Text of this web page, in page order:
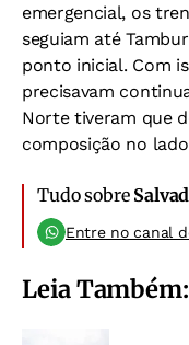
emergencial, os
seguiam até
ponto inicial. Com
precisavam
Norte tiveram que
composição no
Tudo sobre
Entre no canal
Leia Também: